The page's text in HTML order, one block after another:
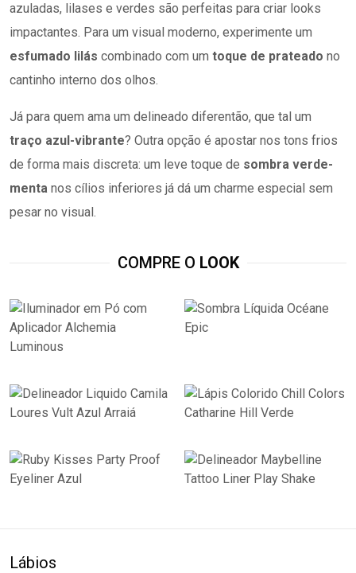
azuladas, lilases e verdes são perfeitas para criar looks
impactantes. Para um visual moderno, experimente um
esfumado lilás combinado com um toque de prateado no
cantinho interno dos olhos.
Já para quem ama um delineado diferentão, que tal um
traço azul-vibrante? Outra opção é apostar nos tons frios
de forma mais discreta: um leve toque de sombra verde-
menta nos cílios inferiores já dá um charme especial sem
pesar no visual.
COMPRE O LOOK
Lábios